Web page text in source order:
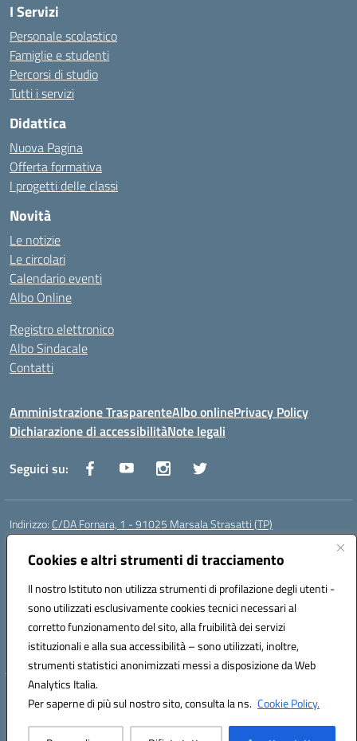
Cookies e altri strumenti di tracciamento
Il nostro Istituto non utilizza strumenti di profilazione degli utenti -
sono utilizzati esclusivamente cookies tecnici necessari al
corretto funzionamento del sito, alla fruibilità dei servizi
istituzionali e alla sua accessibilità – sono utilizzati, inoltre,
strumenti statistici anonimizzati messi a disposizione da Web
Analytics Italia.
Per saperne di più sul nostro sito, consulta la ns. Cookie Policy.
I Servizi
Personale scolastico
Famiglie e studenti
Percorsi di studio
Tutti i servizi
Didattica
Nuova Pagina
Offerta formativa
I progetti delle classi
Novità
Le notizie
Le circolari
Calendario eventi
Albo Online
Registro elettronico
Albo Sindacale
Contatti
Amministrazione TrasparenteAlbo onlinePrivacy Policy
Dichiarazione di accessibilitàNote legali
Seguici su:
Indirizzo: C/DA Fornara, 1 - 91025 Marsala Strasatti (TP)
Centralino:
Posta elettronica certificata (PEC):tpic81600v@pec.istruzione.it
Codice fiscale: 82006360810
Codice meccanografico:TPIC81600V
Codice Indice delle Pubbliche Amministrazioni (IPA): istsc_tpic81600v
Codice unico di fatturazione (CUF): UFODYY
Hosting & Powered by 3D Solution S.r.l.
Concept & Design by Designers Italia